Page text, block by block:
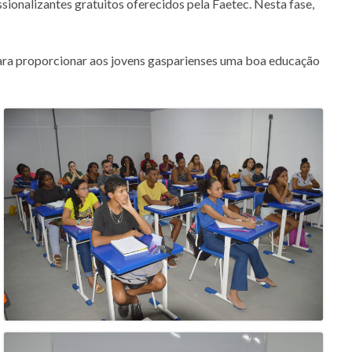
gratuitos oferecidos pela Faetec. Nesta fase,
proporcionar aos jovens gasparienses uma boa educação